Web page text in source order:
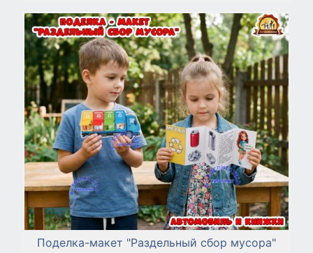
Поделка-макет "Раздельный сбор мусора"